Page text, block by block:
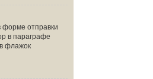
форме отправки
в параграфе
флажок